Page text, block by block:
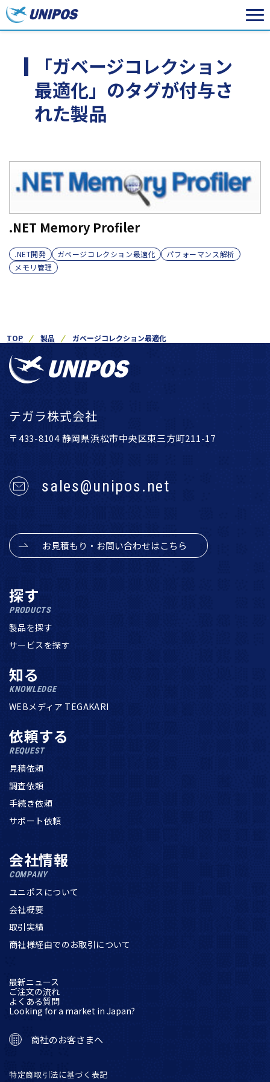
「ガベージコレクション
最適化」のタグが付与さ
れた製品
.NET Memory Profiler
.NET開発 ガベージコレクション最適化
パフォーマンス解析
メモリ管理
TOP 製品 ガベージコレクション最適化
テガラ株式会社
〒433-8104 静岡県浜松市中央区東三方町211-17
sales@unipos.net
お見積もり・お問い合わせはこちら
探す
PRODUCTS
製品を探す
サービスを探す
知る
KNOWLEDGE
WEBメディア TEGAKARI
依頼する
REQUEST
見積依頼
調査依頼
手続き依頼
サポート依頼
会社情報
COMPANY
ユニポスについて
会社概要
取引実績
商社様経由でのお取引について
最新ニュース
ご注文の流れ
よくある質問
Looking for a market in Japan?
商社のお客さまへ
特定商取引法に基づく表記